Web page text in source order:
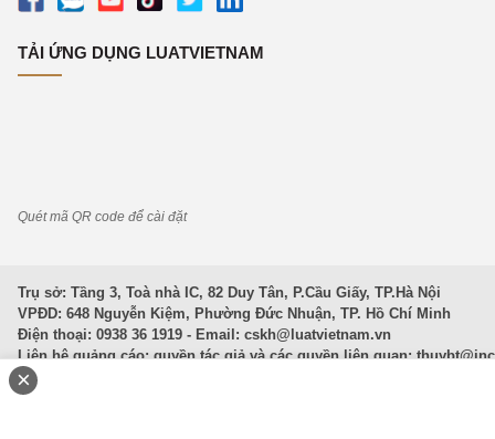
TẢI ỨNG DỤNG LUATVIETNAM
Quét mã QR code để cài đặt
Trụ sở: Tầng 3, Toà nhà IC, 82 Duy Tân, P.Cầu Giấy, TP.Hà Nội
VPĐD: 648 Nguyễn Kiệm, Phường Đức Nhuận, TP. Hồ Chí Minh
Điện thoại: 0938 36 1919 - Email: cskh@luatvietnam.vn
Liên hệ quảng cáo; quyền tác giả và các quyền liên quan:
Văn Bản Pháp Luật
×